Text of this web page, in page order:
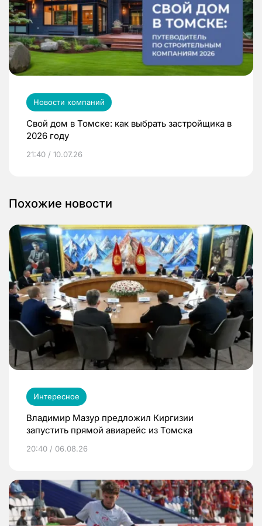
Новости компаний
Свой дом в Томске: как выбрать застройщика в
2026 году
21:40 / 10.07.26
Похожие новости
Интересное
Владимир Мазур предложил Киргизии
запустить прямой авиарейс из Томска
20:40 / 06.08.26